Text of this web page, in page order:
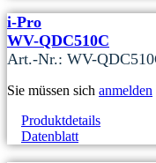
i-Pro
WV-QDC510C
Art.-Nr.: WV-
Sie müssen sich anmelden
Produktdetails
Datenblatt